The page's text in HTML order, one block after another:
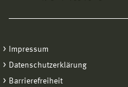
Impressum
Datenschutzerklärung
Barrierefreiheit